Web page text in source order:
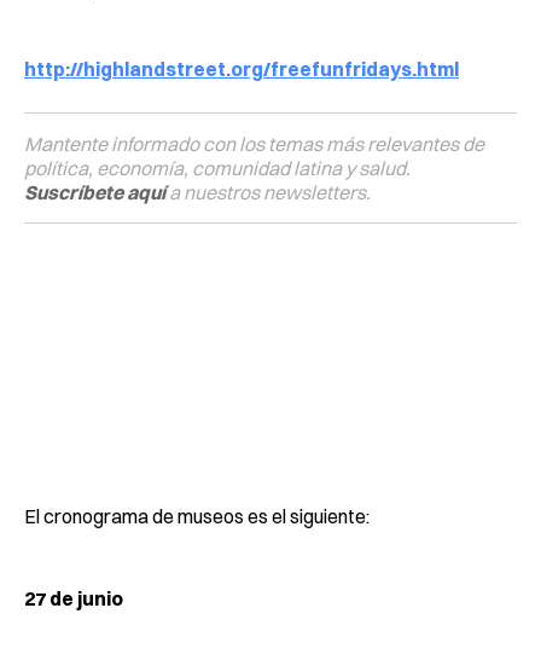
http://highlandstreet.org/freefunfridays.html
Mantente informado con los temas más relevantes de
política, economía, comunidad latina y salud.
Suscríbete aquía nuestros newsletters.
El cronograma de museos es el siguiente:
27 de junio